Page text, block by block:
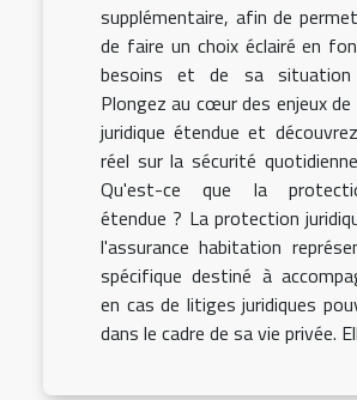
supplémentaire, afin de
de faire un choix éclairé en
besoins et de sa situation
Plongez au cœur des enjeux
juridique étendue et
réel sur la sécurité
Qu'est-ce que la
étendue ? La protection
l'assurance habitation
spécifique destiné à
en cas de litiges juridiques
dans le cadre de sa vie privée.